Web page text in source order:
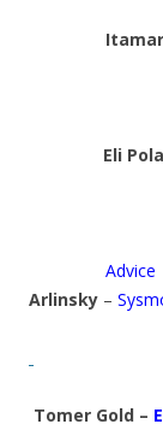
Eli
Advice
Arlinsky –
Tomer Gold –